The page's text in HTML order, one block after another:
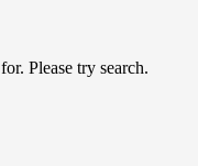
Please try search.